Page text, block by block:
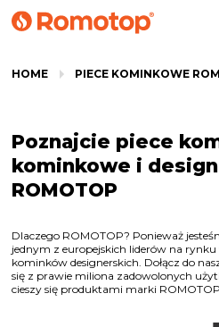
HOME PIECE KOMINKOWE
Poznajcie piece
kominkowe i
ROMOTOP
Dlaczego ROMOTOP? Ponieważ
jednym z europejskich liderów na
kominków designerskich. Dołącz do
się z prawie miliona zadowolonych
cieszy się produktami marki